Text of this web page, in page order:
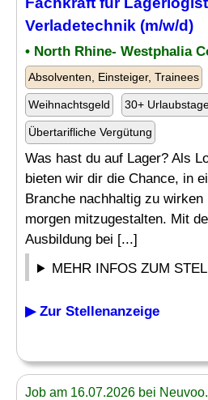
Verladetechnik (m/w/d)
• North Rhine- Westphalia
Absolventen, Einsteiger, Trainees
Weihnachtsgeld 30+
Übertarifliche Vergütung
Was hast du auf Lager? Als
bieten wir dir die Chance, in
Branche nachhaltig zu
morgen mitzugestalten. Mit
Ausbildung bei [...]
MEHR INFOS ZUM
▶ Zur Stellenanzeige
Job am 16.07.2026 bei